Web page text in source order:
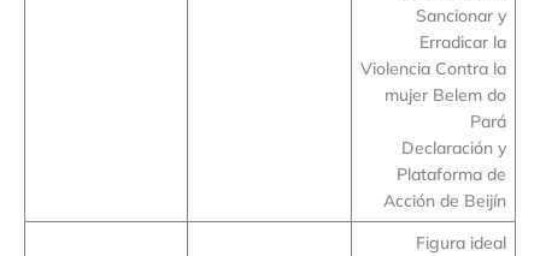
Sancionar y
Erradicar la
Violencia Contra la
mujer Belem do
Pará
Declaración y
Plataforma de
Acción de Beijín
Figura ideal